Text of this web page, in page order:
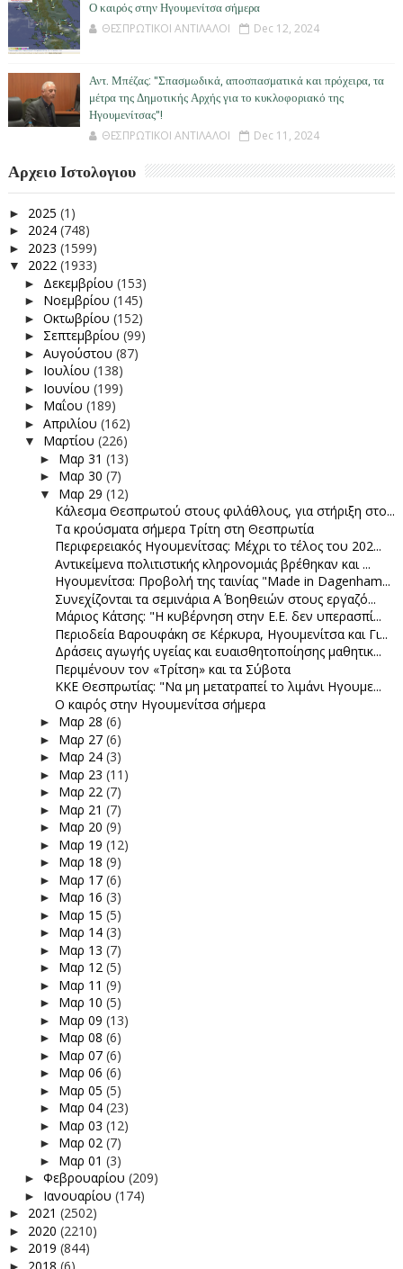
Ο καιρός στην Ηγουμενίτσα σήμερα
ΘΕΣΠΡΩΤΙΚΟΙ ΑΝΤΙΛΑΛΟΙ Dec 12, 2024
Αντ. Μπέζας: "Σπασμωδικά, αποσπασματικά και πρόχειρα, τα
μέτρα της Δημοτικής Αρχής για το κυκλοφοριακό της
Ηγουμενίτσας"!
ΘΕΣΠΡΩΤΙΚΟΙ ΑΝΤΙΛΑΛΟΙ Dec 11, 2024
Αρχειο Ιστολογιου
► 2025 (1)
► 2024 (748)
► 2023 (1599)
▼ 2022 (1933)
► Δεκεμβρίου (153)
► Νοεμβρίου (145)
► Οκτωβρίου (152)
► Σεπτεμβρίου (99)
► Αυγούστου (87)
► Ιουλίου (138)
► Ιουνίου (199)
► Μαΐου (189)
► Απριλίου (162)
▼ Μαρτίου (226)
► Μαρ 31 (13)
► Μαρ 30 (7)
▼ Μαρ 29 (12)
Κάλεσμα Θεσπρωτού στους φιλάθλους, για στήριξη στο...
Τα κρούσματα σήμερα Τρίτη στη Θεσπρωτία
Περιφερειακός Ηγουμενίτσας: Μέχρι το τέλος του 202...
Αντικείμενα πολιτιστικής κληρονομιάς βρέθηκαν και ...
Ηγουμενίτσα: Προβολή της ταινίας "Made in Dagenham...
Συνεχίζονται τα σεμινάρια Α΄ Βοηθειών στους εργαζό...
Μάριος Κάτσης: "Η κυβέρνηση στην Ε.Ε. δεν υπερασπί...
Περιοδεία Βαρουφάκη σε Κέρκυρα, Ηγουμενίτσα και Γι...
Δράσεις αγωγής υγείας και ευαισθητοποίησης μαθητικ...
Περιμένουν τον «Τρίτση» και τα Σύβοτα
ΚΚΕ Θεσπρωτίας: "Να μη μετατραπεί το λιμάνι Ηγουμε...
Ο καιρός στην Ηγουμενίτσα σήμερα
► Μαρ 28 (6)
► Μαρ 27 (6)
► Μαρ 24 (3)
► Μαρ 23 (11)
► Μαρ 22 (7)
► Μαρ 21 (7)
► Μαρ 20 (9)
► Μαρ 19 (12)
► Μαρ 18 (9)
► Μαρ 17 (6)
► Μαρ 16 (3)
► Μαρ 15 (5)
► Μαρ 14 (3)
► Μαρ 13 (7)
► Μαρ 12 (5)
► Μαρ 11 (9)
► Μαρ 10 (5)
► Μαρ 09 (13)
► Μαρ 08 (6)
► Μαρ 07 (6)
► Μαρ 06 (6)
► Μαρ 05 (5)
► Μαρ 04 (23)
► Μαρ 03 (12)
► Μαρ 02 (7)
► Μαρ 01 (3)
► Φεβρουαρίου (209)
► Ιανουαρίου (174)
► 2021 (2502)
► 2020 (2210)
► 2019 (844)
► 2018 (6)